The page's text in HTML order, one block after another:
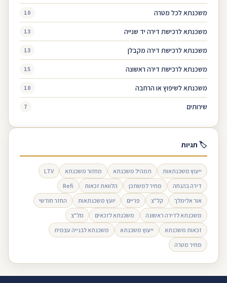
משכנתא לכל מטרה 10
משכנתא לרכישת דירה יד שנייה 13
משכנתא לרכישת דירה מקבלן 13
משכנתא לרכישת דירה ראשונה 15
משכנתא לשיפוץ או הרחבה 10
שירותים 7
🏷 תגיות
ייעוץ משכנתאות תמהיל משכנתא מחזור משכנתא
LTV
דירה בהנחה
מחיר למשתכן הלוואת זכאות
Refi
אור אלימלך
קל"צ פריים יועץ משכנתאות
החזר חודשי
משכנתא לדירה ראשונה
משכנתא לזכאים
מל"צ
זכאות משכנתא
ייעוץ משכנתא
משכנתא לבנייה עצמית
מחיר מטרה